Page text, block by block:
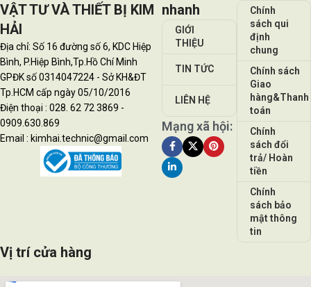
VẬT TƯ VÀ THIẾT BỊ KIM
HẢI
Địa chỉ: Số 16 đường số 6, KDC Hiệp
Bình, P.Hiệp Bình,Tp.Hồ Chí Minh
GPĐK số 0314047224 - Sở KH&ĐT
Tp.HCM cấp ngày 05/10/2016
Điện thoại : 028. 62 72 3869 -
0909.630.869
Email : kimhai.technic@gmail.com
nhanh
GIỚI
THIỆU
TIN TỨC
LIÊN HỆ
Mạng xã hội:
Chính
sách qui
định
chung
Chính sách
Giao
hàng&Thanh
toán
Chính
sách đổi
trả/ Hoàn
tiền
Chính
sách bảo
mật thông
tin
Vị trí cửa hàng